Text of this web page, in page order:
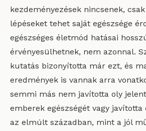
kezdeményezések nincsenek,
lépéseket tehet saját egészsége
egészséges életmód hatásai
érvényesülhetnek, nem azonnal.
kutatás bizonyította már ezt, és
eredmények is vannak arra
semmi más nem javította oly
emberek egészségét vagy
az elmúlt században, mint a jól